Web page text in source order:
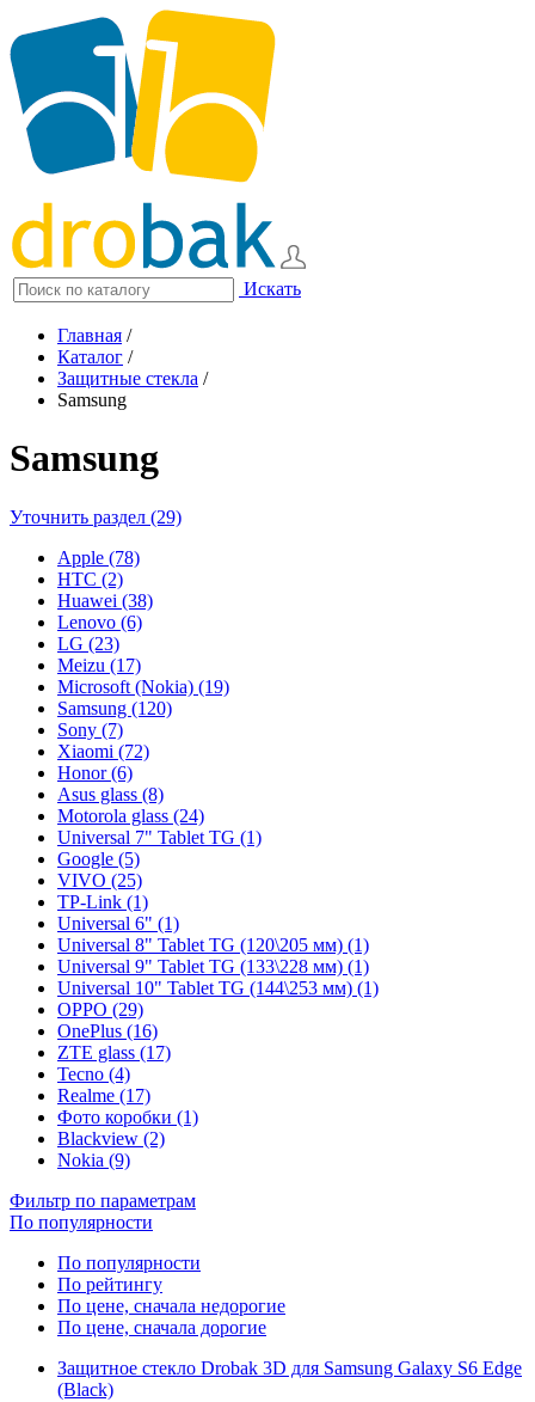
Искать
Главная /
Каталог /
Защитные стекла /
Samsung
Samsung
Уточнить раздел (29)
Apple (78)
HTC (2)
Huawei (38)
Lenovo (6)
LG (23)
Meizu (17)
Microsoft (Nokia) (19)
Samsung (120)
Sony (7)
Xiaomi (72)
Honor (6)
Asus glass (8)
Motorola glass (24)
Universal 7" Tablet TG (1)
Google (5)
VIVO (25)
TP-Link (1)
Universal 6" (1)
Universal 8" Tablet TG (120\205 мм) (1)
Universal 9" Tablet TG (133\228 мм) (1)
Universal 10" Tablet TG (144\253 мм) (1)
OPPO (29)
OnePlus (16)
ZTE glass (17)
Tecno (4)
Realme (17)
Фото коробки (1)
Blackview (2)
Nokia (9)
Фильтр по параметрам
По популярности
По популярности
По рейтингу
По цене, сначала недорогие
По цене, сначала дорогие
Защитное стекло Drobak 3D для Samsung Galaxy S6 Edge
(Black)